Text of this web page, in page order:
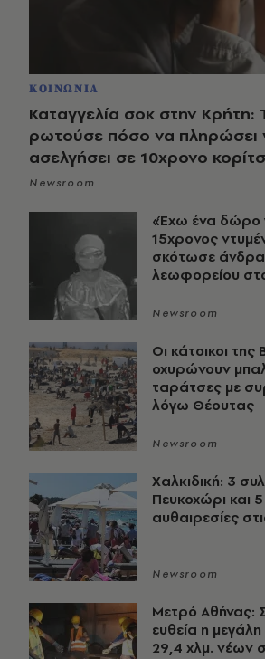
ΚΟΙΝΩΝΙΑ
Καταγγελία σοκ στην Κρήτη:
ρωτούσε πόσο να πληρώσει
ασελγήσει σε 10χρονο
Newsroom
«Έχω ένα δώρο
15χρονος
σκότωσε
λεωφορείου στο
Newsroom
Οι κάτοικοι
οχυρώνουν
ταράτσες με
λόγω Θέουτας
Newsroom
Χαλκιδική: 3
Πευκοχώρι και
αυθαιρεσίες
Newsroom
Μετρό Αθήνας:
ευθεία η
29,4 χλμ. νέων